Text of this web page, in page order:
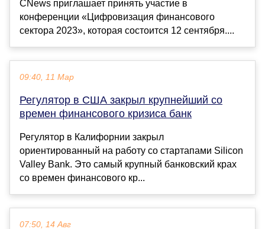
CNews приглашает принять участие в
конференции «Цифровизация финансового
сектора 2023», которая состоится 12 сентября....
09:40, 11 Мар
Регулятор в США закрыл крупнейший со
времен финансового кризиса банк
Регулятор в Калифорнии закрыл
ориентированный на работу со стартапами Silicon
Valley Bank. Это самый крупный банковский крах
со времен финансового кр...
07:50, 14 Авг